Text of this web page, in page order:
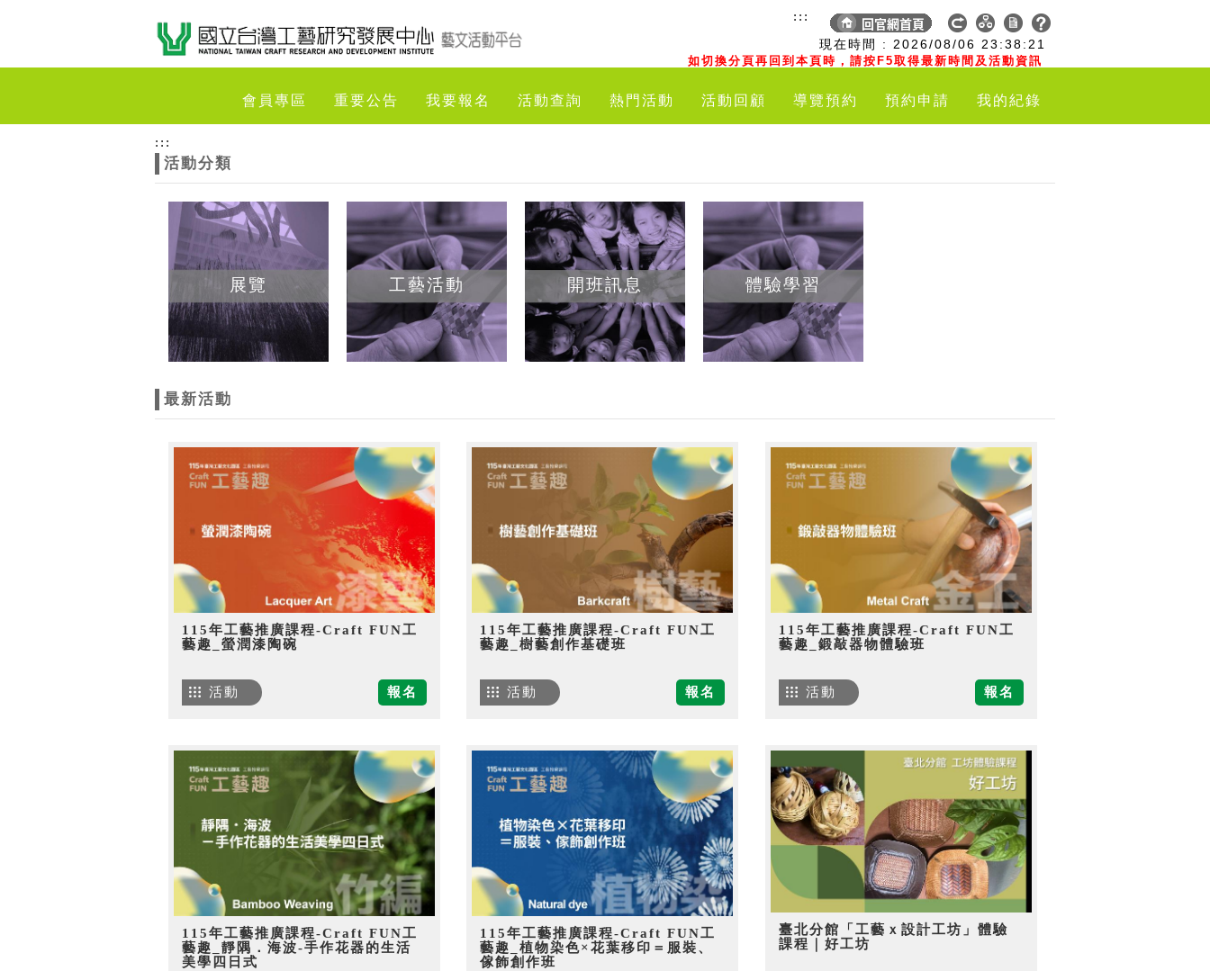
現在時間 : 2026/08/06 23:38:22
如切換分頁再回到本頁時，請按F5取得最新時間及活動資訊
:::
會員專區 重要公告 我要報名 活動查詢 熱門活動 活動回顧 導覽預約 預約申請 我的紀錄
:::
活動分類
展覽 工藝活動 開班訊息 體驗學習
最新活動
115年工藝推廣課程-Craft FUN工
藝趣_螢潤漆陶碗
報名
活動
115年工藝推廣課程-Craft FUN工
藝趣_樹藝創作基礎班
報名
活動
115年工藝推廣課程-Craft FUN工
藝趣_鍛敲器物體驗班
報名
活動
115年工藝推廣課程-Craft FUN工
藝趣_靜隅．海波-手作花器的生活
美學四日式
115年工藝推廣課程-Craft FUN工
藝趣_植物染色×花葉移印＝服裝、
傢飾創作班
臺北分館「工藝ｘ設計工坊」體驗
課程｜好工坊